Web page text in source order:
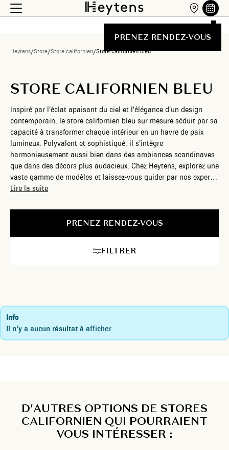
PRENEZ RENDEZ-VOUS
Heytens/Store/Store californien/Store californien bleu
STORE CALIFORNIEN BLEU
Inspiré par l’éclat apaisant du ciel et l’élégance d’un design
contemporain, le store californien bleu sur mesure séduit par sa
capacité à transformer chaque intérieur en un havre de paix
lumineux. Polyvalent et sophistiqué, il s’intègre
harmonieusement aussi bien dans des ambiances scandinaves
que dans des décors plus audacieux. Chez Heytens, explorez une
vaste gamme de modèles et laissez-vous guider par nos experts
pour créer un espace de vie où esthétisme et fonctionnalité se
Lire la suite
PRENEZ RENDEZ-VOUS
FILTRER
Info
Il n'y a aucun résultat à afficher
D'AUTRES OPTIONS DE STORES
CALIFORNIEN QUI POURRAIENT
VOUS INTÉRESSER :